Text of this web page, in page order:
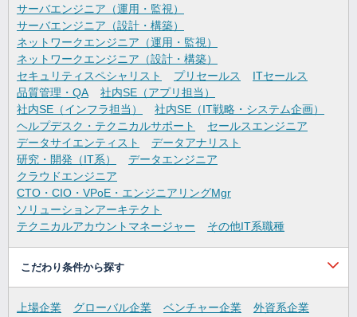
サーバエンジニア（運用・監視）
サーバエンジニア（設計・構築）
ネットワークエンジニア（運用・監視）
ネットワークエンジニア（設計・構築）
セキュリティスペシャリスト
プリセールス
ITセールス
品質管理・QA
社内SE（アプリ担当）
社内SE（インフラ担当）
社内SE（IT戦略・システム企画）
ヘルプデスク・テクニカルサポート
セールスエンジニア
データサイエンティスト
データアナリスト
研究・開発（IT系）
データエンジニア
クラウドエンジニア
CTO・CIO・VPoE・エンジニアリングMgr
ソリューションアーキテクト
テクニカルアカウントマネージャー
その他IT系職種
こだわり条件から探す
上場企業 グローバル企業 ベンチャー企業
外資系企業